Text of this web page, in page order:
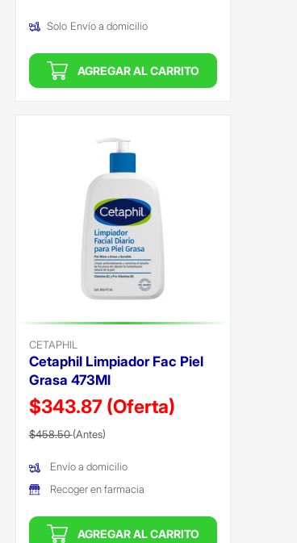
Solo Envío a domicilio
AGREGAR AL CARRITO
CETAPHIL
Cetaphil Limpiador Fac Piel
Grasa 473Ml
$343.87 (Oferta)
Precio reducido de
$458.50(Antes)(Oferta)
Envío a domicilio
Recoger en farmacia
AGREGAR AL CARRITO